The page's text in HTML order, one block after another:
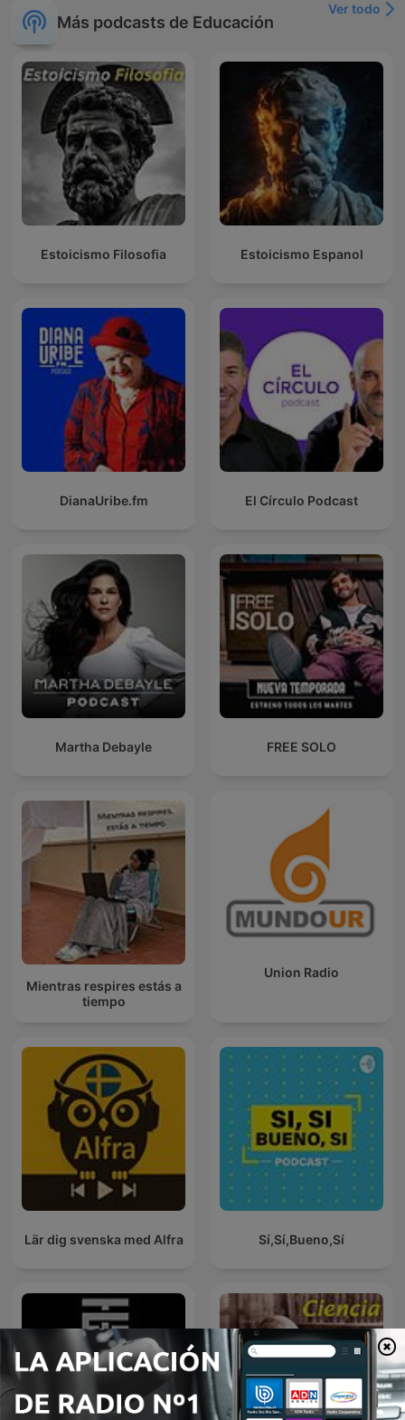
Más podcasts de Educación
Ver todo
Estoicismo Filosofia Estoicismo Espanol
DianaUribe.fm El Círculo Podcast
Martha Debayle FREE SOLO
Mientras respires estás a
tiempo
Union Radio
Lär dig svenska med Alfra Sí,Sí,Bueno,Sí